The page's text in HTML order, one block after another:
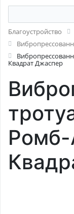
Благоустройство
Квадрат Джаспер
Ромб-